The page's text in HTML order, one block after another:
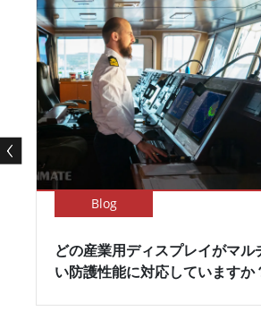
Blog
どの産業用ディスプレイがマル
い防護性能に対応していますか